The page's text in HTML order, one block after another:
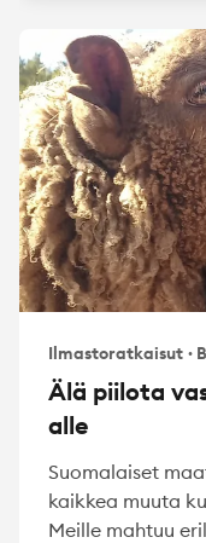
Ilmastoratkaisut ·
Älä piilota
alle
Suomalaiset
kaikkea muuta
Meille mahtuu